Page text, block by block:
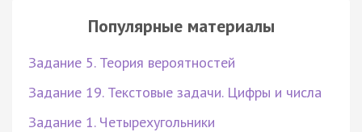
Популярные материалы
Задание 5. Теория вероятностей
Задание 19. Текстовые задачи. Цифры и числа
Задание 1. Четырехугольники